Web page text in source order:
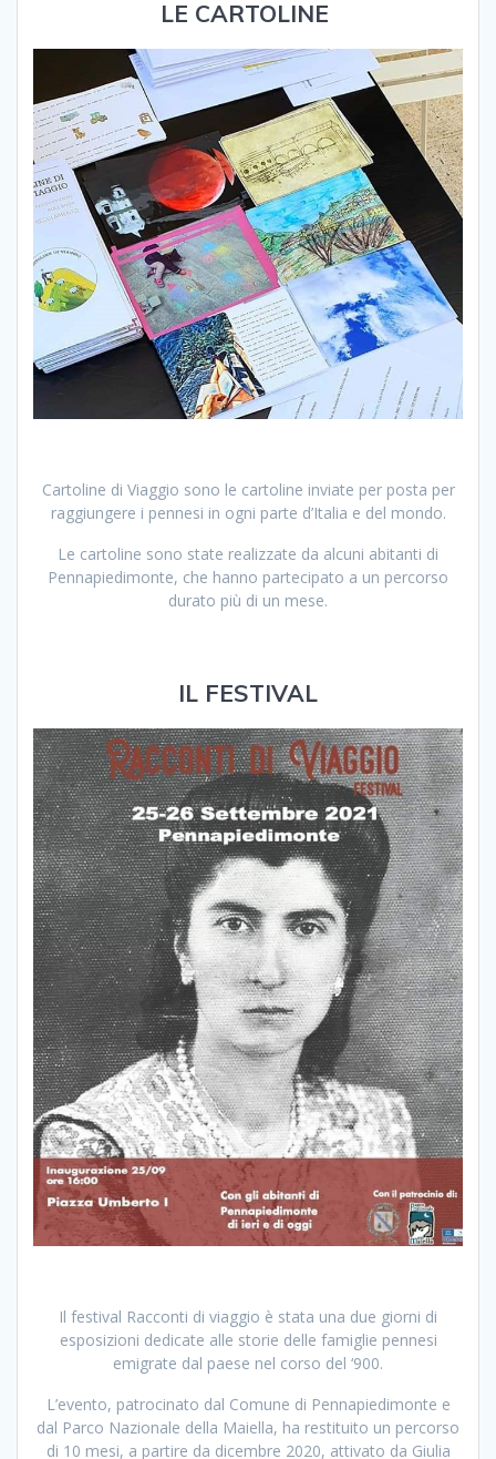
LE CARTOLINE
Cartoline di Viaggio sono le cartoline inviate per posta per
raggiungere i pennesi in ogni parte d’Italia e del mondo.
Le cartoline sono state realizzate da alcuni abitanti di
Pennapiedimonte, che hanno partecipato a un percorso
durato più di un mese.
IL FESTIVAL
Il festival Racconti di viaggio è stata una due giorni di
esposizioni dedicate alle storie delle famiglie pennesi
emigrate dal paese nel corso del ‘900.
L’evento, patrocinato dal Comune di Pennapiedimonte e
dal Parco Nazionale della Maiella, ha restituito un percorso
di 10 mesi, a partire da dicembre 2020, attivato da Giulia